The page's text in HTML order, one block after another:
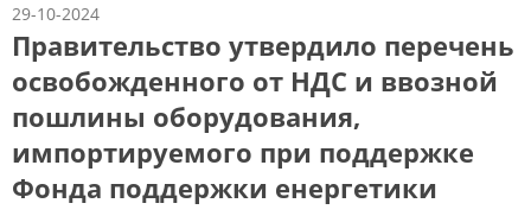
29-10-2024
Правительство утвердило перечень
освобожденного от НДС и ввозной
пошлины оборудования,
импортируемого при поддержке
Фонда поддержки енергетики